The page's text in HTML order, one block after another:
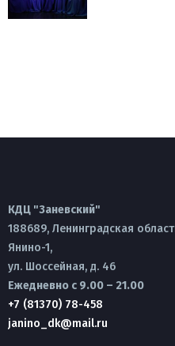
КДЦ "Заневский"
188689, Ленинградская
Янино-1,
ул. Шоссейная, д. 46
Ежедневно с 9.00 – 21.00
+7 (81370) 78-458
janino_dk@mail.ru